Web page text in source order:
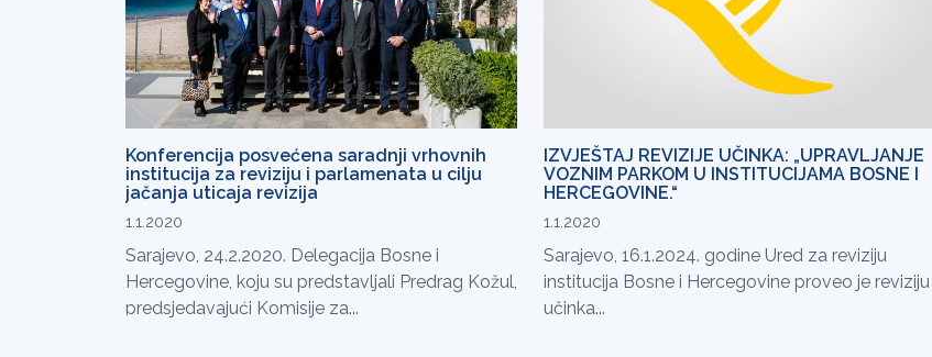
Konferencija posvećena saradnji vrhovnih
institucija za reviziju i parlamenata u cilju
jačanja uticaja revizija
1.1.2020
Sarajevo, 24.2.2020. Delegacija Bosne i
Hercegovine, koju su predstavljali Predrag Kožul,
predsjedavajući Komisije za...
IZVJEŠTAJ REVIZIJE UČINKA: „UPRAVLJANJE
VOZNIM PARKOM U INSTITUCIJAMA BOSNE I
HERCEGOVINE.“
1.1.2020
Sarajevo, 16.1.2024. godine Ured za reviziju
institucija Bosne i Hercegovine proveo je reviziju
učinka...